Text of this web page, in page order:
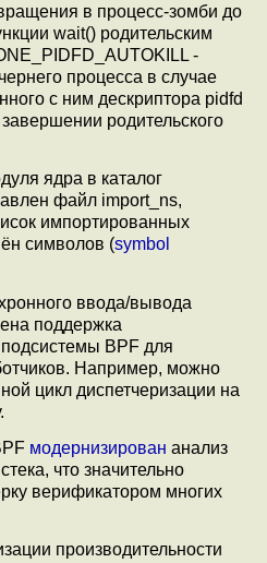
в процесс-зомби до
wait() родительским
-
процесса в случае
с ним дескриптора pidfd
родительского
ядра в каталог
файл import_ns,
импортированных
символов (symbol
ввода/вывода
поддержка
BPF для
Например, можно
цикл диспетчеризации на
модернизирован анализ
что значительно
верификатором многих
производительности